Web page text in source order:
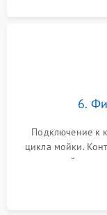
6.
Подключение к
цикла мойки.
до нужной
штатного